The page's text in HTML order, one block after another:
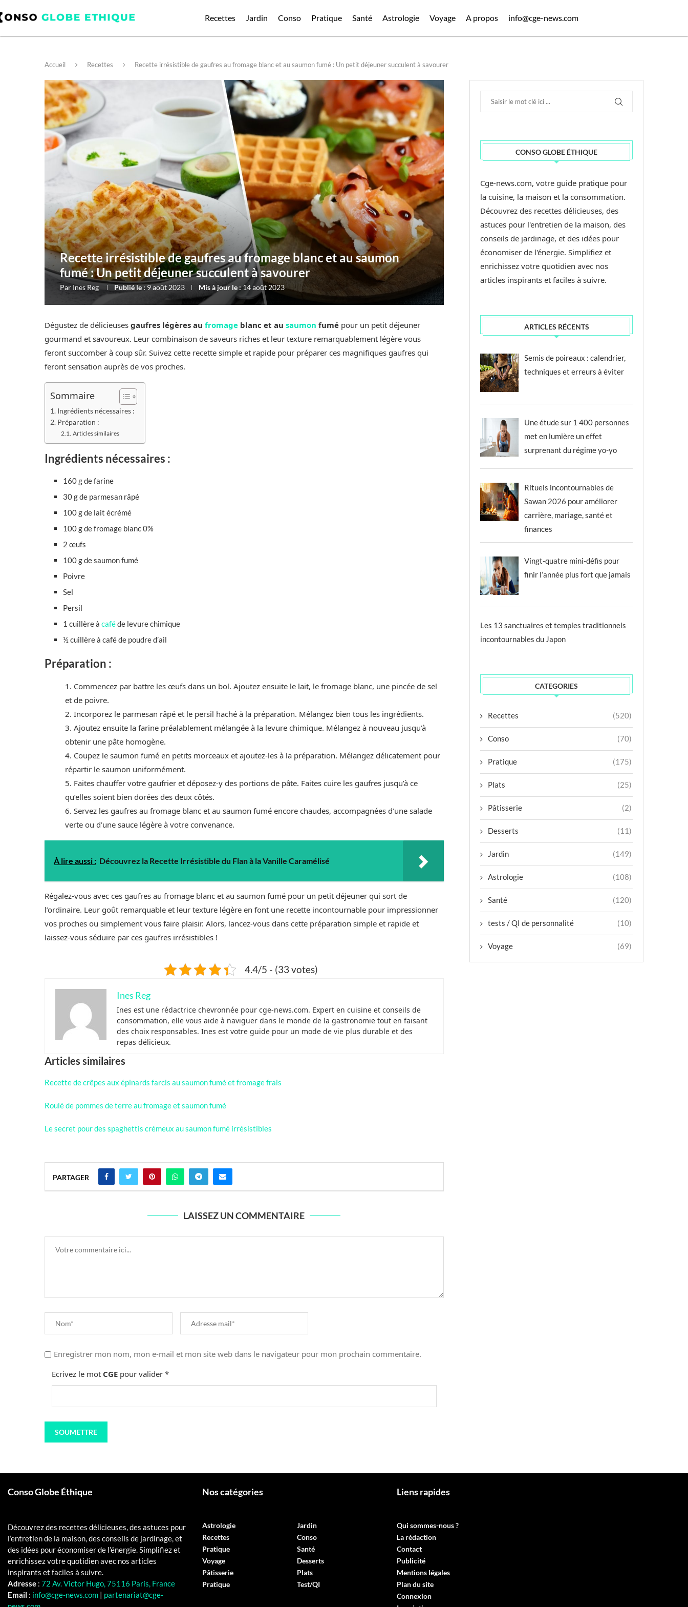
Recettes Jardin Conso Pratique Santé Astrologie Voyage A propos info@cge-news.com
Accueil Recettes Recette irrésistible de gaufres au fromage blanc et au saumon fumé : Un petit déjeuner succulent à savourer
Recette irrésistible de gaufres au fromage blanc et au saumon
fumé : Un petit déjeuner succulent à savourer
Par Ines Reg Publié le : 9 août 2023 Mis à jour le :14 août 2023
Dégustez de délicieuses gaufres légères au fromage blanc et au saumon fumé pour un petit déjeuner
gourmand et savoureux. Leur combinaison de saveurs riches et leur texture remarquablement légère vous
feront succomber à coup sûr. Suivez cette recette simple et rapide pour préparer ces magnifiques gaufres qui
feront sensation auprès de vos proches.
Sommaire
Ingrédients nécessaires :
Préparation :
Articles similaires
Ingrédients nécessaires :
160 g de farine
30 g de parmesan râpé
100 g de lait écrémé
100 g de fromage blanc 0%
2 œufs
100 g de saumon fumé
Poivre
Sel
Persil
1 cuillère à caféde levure chimique
½ cuillère à café de poudre d’ail
Préparation :
1. Commencez par battre les œufs dans un bol. Ajoutez ensuite le lait, le fromage blanc, une pincée de sel
et de poivre.
2. Incorporez le parmesan râpé et le persil haché à la préparation. Mélangez bien tous les ingrédients.
3. Ajoutez ensuite la farine préalablement mélangée à la levure chimique. Mélangez à nouveau jusqu’à
obtenir une pâte homogène.
4. Coupez le saumon fumé en petits morceaux et ajoutez-les à la préparation. Mélangez délicatement pour
répartir le saumon uniformément.
5. Faites chauffer votre gaufrier et déposez-y des portions de pâte. Faites cuire les gaufres jusqu’à ce
qu’elles soient bien dorées des deux côtés.
6. Servez les gaufres au fromage blanc et au saumon fumé encore chaudes, accompagnées d’une salade
verte ou d’une sauce légère à votre convenance.
À lire aussi : Découvrez la Recette Irrésistible du Flan à la Vanille Caramélisé
Régalez-vous avec ces gaufres au fromage blanc et au saumon fumé pour un petit déjeuner qui sort de
l’ordinaire. Leur goût remarquable et leur texture légère en font une recette incontournable pour impressionner
vos proches ou simplement vous faire plaisir. Alors, lancez-vous dans cette préparation simple et rapide et
laissez-vous séduire par ces gaufres irrésistibles !
4.4/5 - (33 votes)
Ines Reg
Ines est une rédactrice chevronnée pour cge-news.com. Expert en cuisine et conseils de
consommation, elle vous aide à naviguer dans le monde de la gastronomie tout en faisant
des choix responsables. Ines est votre guide pour un mode de vie plus durable et des
repas délicieux.
Articles similaires
Recette de crêpes aux épinards farcis au saumon fumé et fromage frais
Roulé de pommes de terre au fromage et saumon fumé
Le secret pour des spaghettis crémeux au saumon fumé irrésistibles
PARTAGER
LAISSEZ UN COMMENTAIRE
Enregistrer mon nom, mon e-mail et mon site web dans le navigateur pour mon prochain commentaire.
Ecrivez le mot CGE pour valider *
CONSO GLOBE ÉTHIQUE
Cge-news.com, votre guide pratique pour
la cuisine, la maison et la consommation.
Découvrez des recettes délicieuses, des
astuces pour l'entretien de la maison, des
conseils de jardinage, et des idées pour
économiser de l'énergie. Simplifiez et
enrichissez votre quotidien avec nos
articles inspirants et faciles à suivre.
ARTICLES RÉCENTS
Semis de poireaux : calendrier,
techniques et erreurs à éviter
Une étude sur 1 400 personnes
met en lumière un effet
surprenant du régime yo-yo
Rituels incontournables de
Sawan 2026 pour améliorer
carrière, mariage, santé et
finances
Vingt-quatre mini-défis pour
finir l’année plus fort que jamais
Les 13 sanctuaires et temples traditionnels
incontournables du Japon
CATEGORIES
Recettes (520)
Conso (70)
Pratique (175)
Plats (25)
Pâtisserie (2)
Desserts (11)
Jardin (149)
Astrologie (108)
Santé (120)
tests / QI de personnalité (10)
Voyage (69)
Conso Globe Éthique
Découvrez des recettes délicieuses, des astuces pour
l’entretien de la maison, des conseils de jardinage, et
des idées pour économiser de l’énergie. Simplifiez et
enrichissez votre quotidien avec nos articles
inspirants et faciles à suivre.
Adresse : 72 Av. Victor Hugo, 75116 Paris, France
Email : info@cge-news.com | partenariat@cge-
Nos catégories
Astrologie
Jardin
Recettes
Conso
Pratique
Santé
Voyage
Desserts
Pâtisserie
Plats
Pratique
Test/QI
Liens rapides
Qui sommes-nous ?
La rédaction
Contact
Publicité
Mentions légales
Plan du site
Connexion